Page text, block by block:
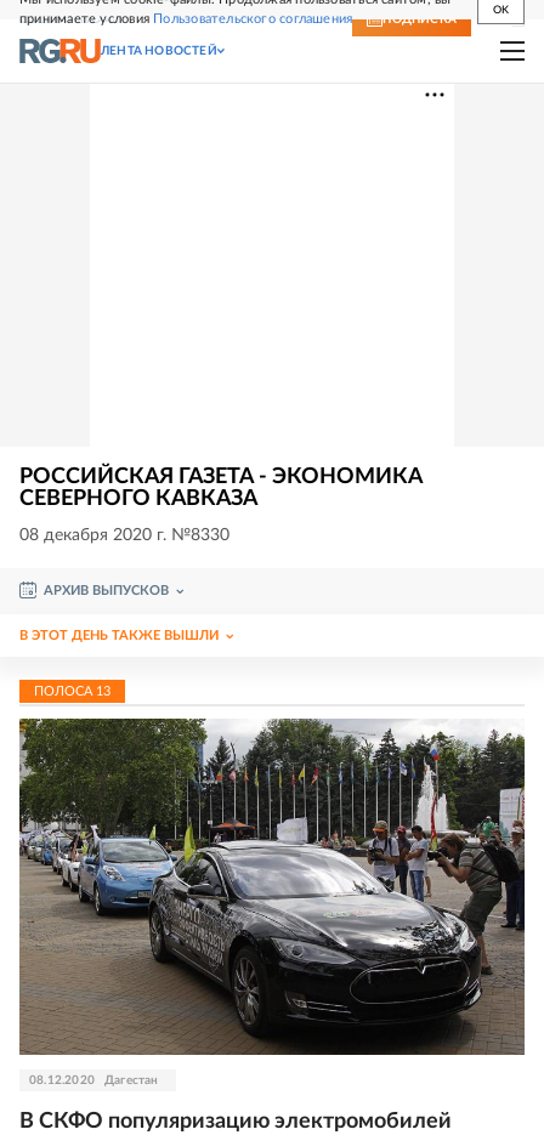
принимаете условия Пользовательского соглашения
OK
СВЕЖИЙ НОМЕР ПОДПИСКА
ЛЕНТА НОВОСТЕЙ
РОССИЙСКАЯ ГАЗЕТА - ЭКОНОМИКА
СЕВЕРНОГО КАВКАЗА
08 декабря 2020 г. №8330
АРХИВ ВЫПУСКОВ
В ЭТОТ ДЕНЬ ТАКЖЕ ВЫШЛИ
ПОЛОСА 13
08.12.2020 Дагестан
В СКФО популяризацию электромобилей